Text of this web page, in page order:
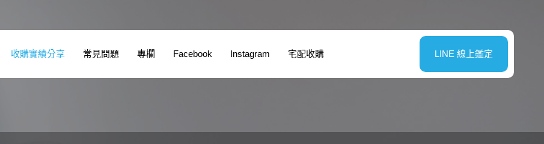
收購實績分享 常見問題 專欄 Facebook Instagram 宅配收購 LINE 線上鑑定